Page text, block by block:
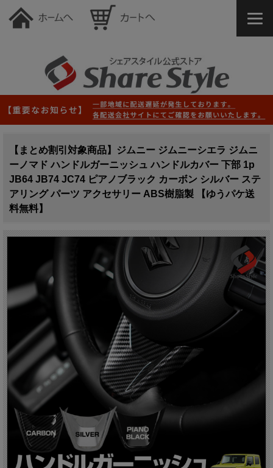
【まとめ割引対象商品】ジムニー ジムニーシエラ ジムニ
ーノマド ハンドルガーニッシュ ハンドルカバー 下部 1p
JB64 JB74 JC74 ピアノブラック カーボン シルバー ステ
アリング パーツ アクセサリー ABS樹脂製 【ゆうパケ送
料無料】